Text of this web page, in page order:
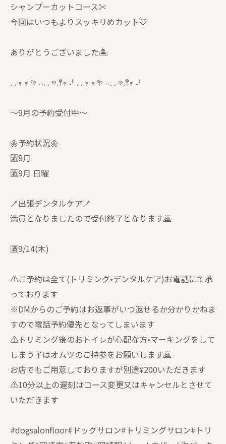
シャンプーカットコース✂️
今回はいつもよりスッキリめカット🤍
ありがとうございました🏝️
. . 𖥧 𖥧 𖧧 ˒˒. . 𖡼.𖤣𖥧 ⠜ . . 𖥧 𖥧 𖧧 ˒˒. . 𖡼.𖤣𖥧 ⠜
〜9月の予約受付中〜
🌼予約状況🌼
🈵8月
🈵9月 日曜
🪥出張デンタルケア🪥
満員となりましたので受付終了となります🙇
🈵9/14(木)
⚠️ご予約は全て(トリミング•デンタルケア)お電話にて承
っております
※DMからのご予約はお返事がいつ返せるか分かりかねま
すので電話予約優先となってしまいます
⚠️トリミング後のおトイレが心配な方•マーキングをして
しまう子はオムツのご持参をお願いします🙇
お店でもご用意しておりますが別途¥200いただきます
⚠️10分以上の遅刻はコース変更又はキャンセルとさせて
いただきます
#dogsalonfloor#ドッグサロン#トリミングサロン#トリ